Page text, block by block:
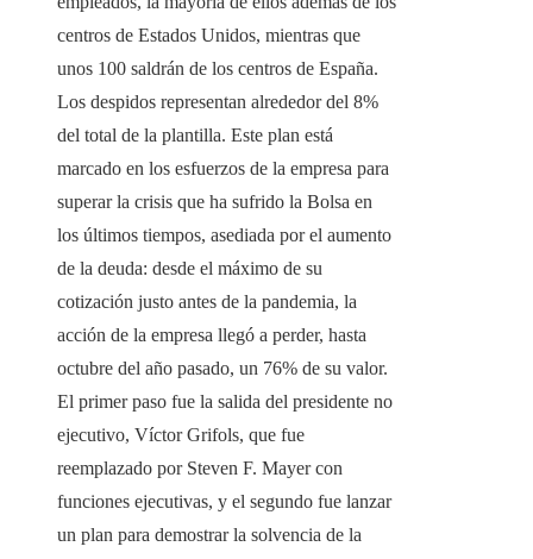
centros de Estados Unidos, mientras que
unos 100 saldrán de los centros de España.
Los despidos representan alrededor del 8%
del total de la plantilla. Este plan está
marcado en los esfuerzos de la empresa para
superar la crisis que ha sufrido la Bolsa en
los últimos tiempos, asediada por el aumento
de la deuda: desde el máximo de su
cotización justo antes de la pandemia, la
acción de la empresa llegó a perder, hasta
octubre del año pasado, un 76% de su valor.
El primer paso fue la salida del presidente no
ejecutivo, Víctor Grifols, que fue
reemplazado por Steven F. Mayer con
funciones ejecutivas, y el segundo fue lanzar
un plan para demostrar la solvencia de la